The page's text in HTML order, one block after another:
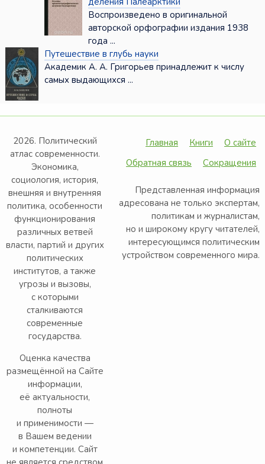
Воспроизведено в оригинальной
авторской орфографии издания 1938
года ...
Путешествие в глубь науки
Академик А. А. Григорьев принадлежит к числу
самых выдающихся ...
2026. Политический
атлас современности.
Экономика,
социология, история,
внешняя и внутренняя
политика, особенности
функционирования
различных ветвей
власти, партий и других
политических
институтов, а также
угрозы и вызовы,
с которыми
сталкиваются
современные
государства.
Оценка качества
размещённой на Сайте
информации,
её актуальности,
полноты
и применимости —
в Вашем ведении
и компетенции. Сайт
Главная Книги
О сайте
Обратная связь
Сокращения
Представленная информация
адресована не только экспертам,
политикам и журналистам,
но и широкому кругу читателей,
интересующимся политическим
устройством современного мира.